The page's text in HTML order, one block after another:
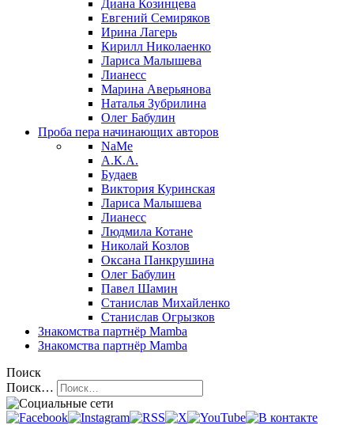
Диана Козинцева
Евгений Семиряков
Ирина Лагерь
Кирилл Николаенко
Лариса Малышева
Лианесс
Марина Аверьянова
Наталья Зубрилина
Олег Бабулин
Проба пера начинающих авторов
NaMe
А.К.А.
Будаев
Виктория Куринская
Лариса Малышева
Лианесс
Людмила Котане
Николай Козлов
Оксана Панкрушина
Олег Бабулин
Павел Шамин
Станислав Михайленко
Станислав Огрызков
Знакомства партнёр Mamba
Знакомства партнёр Mamba
Поиск
Поиск…